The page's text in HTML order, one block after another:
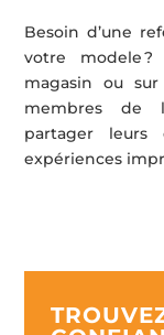
Besoin d’une
votre modele
magasin ou
membres de
partager
expériences